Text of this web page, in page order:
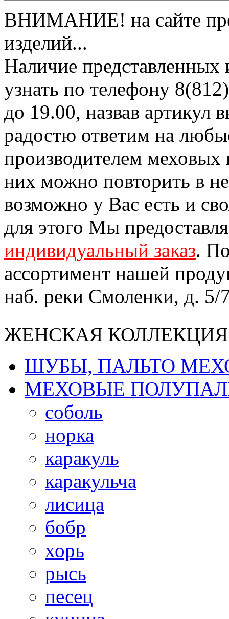
ВНИМАНИЕ! на сайте
изделий...
Наличие
узнать по телефону
до 19.00, назвав
радостю ответим на
производителем
них можно повторить в
возможно у Вас есть и
для этого Мы
индивидуальный заказ.
ассортимент нашей
наб. реки Смоленки, д. 5/
ЖЕНСКАЯ КОЛЛЕКЦИЯ
ШУБЫ, ПАЛЬТО
МЕХОВЫЕ
соболь
норка
каракуль
каракульча
лисица
бобр
хорь
рысь
песец